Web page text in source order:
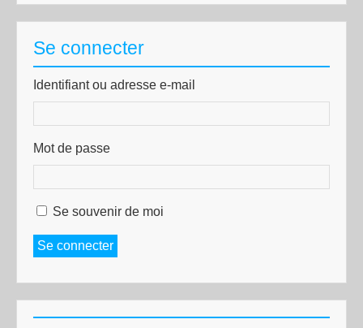
Se connecter
Identifiant ou adresse e-mail
Mot de passe
Se souvenir de moi
Se connecter